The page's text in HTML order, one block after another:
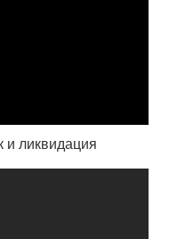
и ликвидация